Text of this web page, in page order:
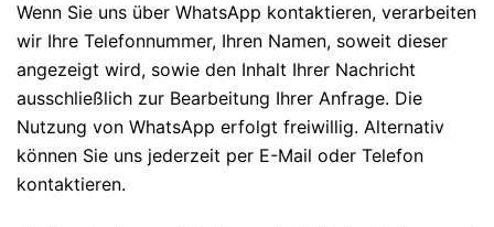
Wenn Sie uns über WhatsApp kontaktieren, verarbeiten
wir Ihre Telefonnummer, Ihren Namen, soweit dieser
angezeigt wird, sowie den Inhalt Ihrer Nachricht
ausschließlich zur Bearbeitung Ihrer Anfrage. Die
Nutzung von WhatsApp erfolgt freiwillig. Alternativ
können Sie uns jederzeit per E-Mail oder Telefon
kontaktieren.